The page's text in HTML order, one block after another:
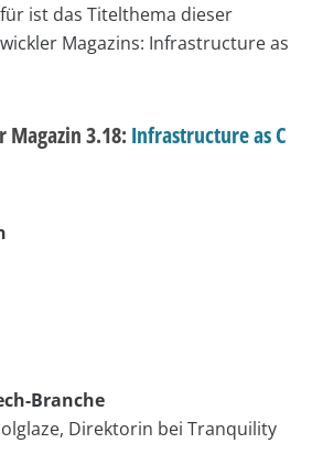
ist das Titelthema dieser
Magazins: Infrastructure as
3.18: Infrastructure as C
Branche
Direktorin bei Tranquility